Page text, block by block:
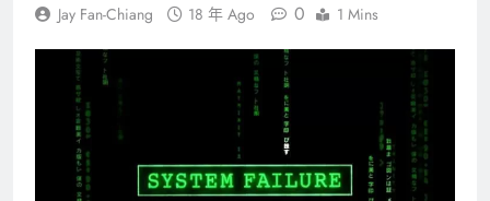
Jay Fan-Chiang 18 年 Ago 0 1 Mins